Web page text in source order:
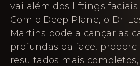
vai além dos liftings faciais
Com o Deep Plane, o Dr.
Martins pode alcançar as
profundas da face,
resultados mais